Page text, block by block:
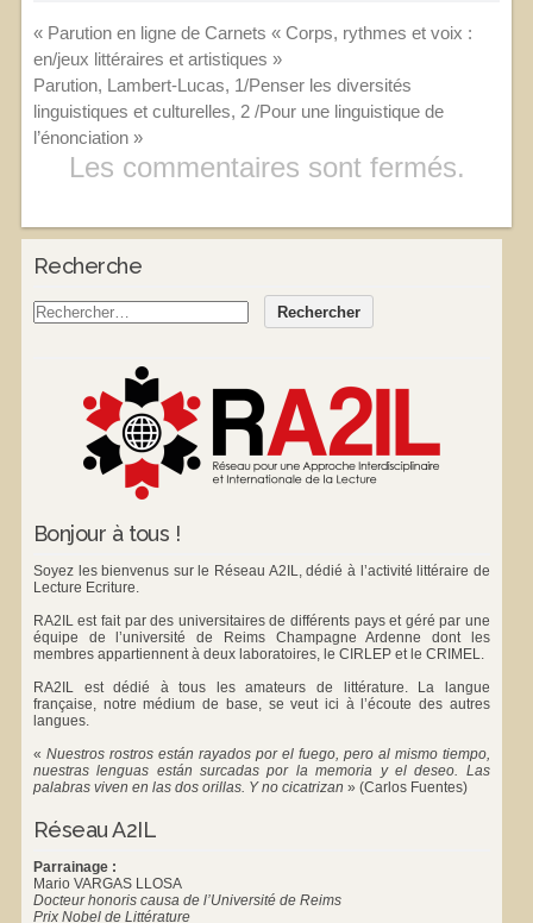
«Parution en ligne de Carnets « Corps, rythmes et voix :
en/jeux littéraires et artistiques »
Parution, Lambert-Lucas, 1/Penser les diversités
linguistiques et culturelles, 2 /Pour une linguistique de
l’énonciation »
Les commentaires sont fermés.
Recherche
Bonjour à tous !
Soyez les bienvenus sur le Réseau A2IL, dédié à l’activité littéraire de
Lecture Ecriture.
RA2IL est fait par des universitaires de différents pays et géré par une
équipe de l’université de Reims Champagne Ardenne dont les
membres appartiennent à deux laboratoires, le CIRLEPet le CRIMEL.
RA2IL est dédié à tous les amateurs de littérature. La langue
française, notre médium de base, se veut ici à l’écoute des autres
langues.
« Nuestros rostros están rayados por el fuego, pero al mismo tiempo,
nuestras lenguas están surcadas por la memoria y el deseo. Las
palabras viven en las dos orillas. Y no cicatrizan » (Carlos Fuentes)
Réseau A2IL
Parrainage :
Mario VARGAS LLOSA
Docteur honoris causa de l’Université de Reims
Prix Nobel de Littérature